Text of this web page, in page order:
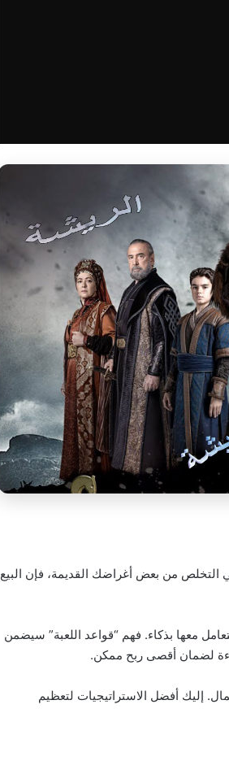
من بعض أغراضك القديمة، فإن البيع
معها بذكاء. فهم “قواعد اللعبة” سيضمن
لضمان أقصى ربح ممكن.
إليك أفضل الاستراتيجيات لتعظيم